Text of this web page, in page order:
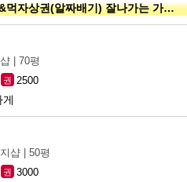
### 부천 역세권 &먹자상권(알짜배기) 잘나가는 가게 기회입니다 ###
| 70평
권 2500
샵 | 50평
권 3000